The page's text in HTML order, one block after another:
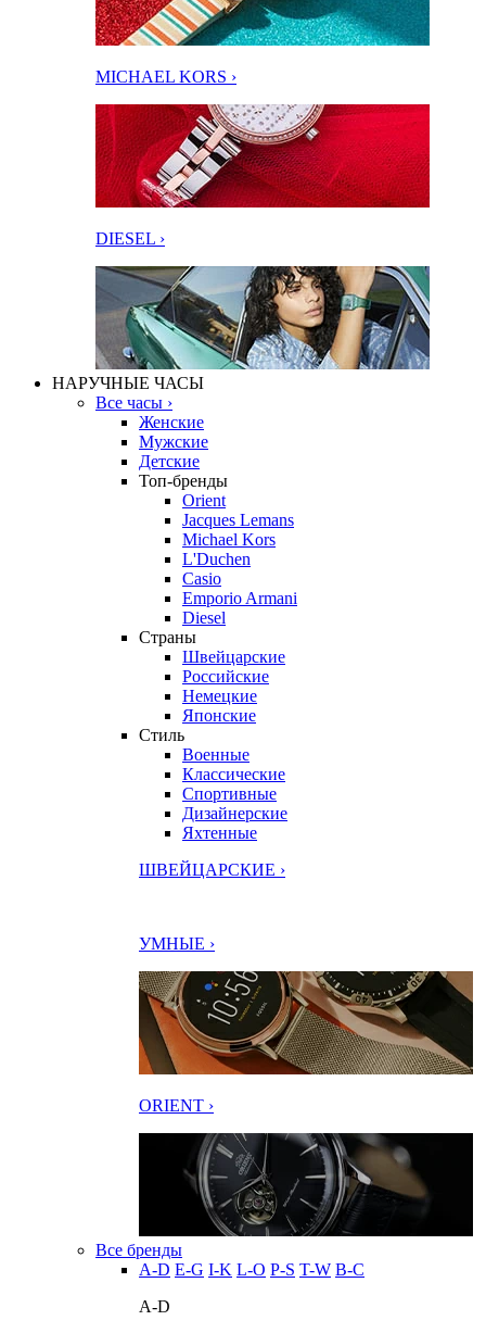
MICHAEL KORS ›
DIESEL ›
НАРУЧНЫЕ ЧАСЫ
Все часы ›
Женские
Мужские
Детские
Топ-бренды
Orient
Jacques Lemans
Michael Kors
L'Duchen
Casio
Emporio Armani
Diesel
Страны
Швейцарские
Российские
Немецкие
Японские
Стиль
Военные
Классические
Спортивные
Дизайнерские
Яхтенные
ШВЕЙЦАРСКИЕ ›
УМНЫЕ ›
ORIENT ›
Все бренды
A-D E-G I-K L-O P-S T-W В-С
A-D